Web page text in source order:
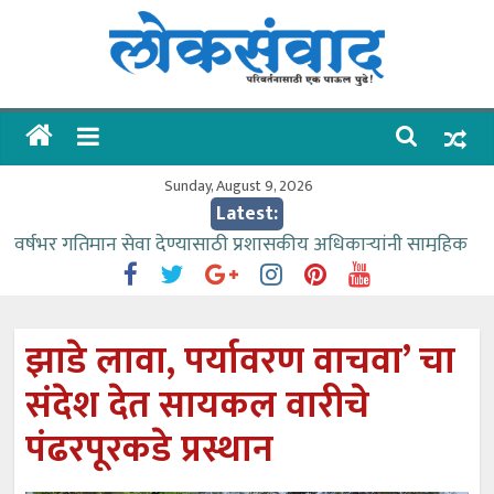
लोकसंवाद
ताज्या
Sunday, August 9, 2026
Latest:
वर्षभर गतिमान सेवा देण्यासाठी प्रशासकीय अधिकाऱ्यांनी सामुहिक
प्रयत्न करावे – आमदार काळे
आत्मामालिक गुरूकूलाचे २२८ विद्यार्थी शिष्यवृत्तीस पात्र
ईच्छा आणि मेहनतीच्या बळावर यश मिळवता येते – शिवप्रसाद
पंडोरे
आमदार आशुतोष काळे यांचा वाढदिवस विविध सामाजिक
झाडे लावा, पर्यावरण वाचवा’ चा
संदेश देत सायकल वारीचे
पंढरपूरकडे प्रस्थान